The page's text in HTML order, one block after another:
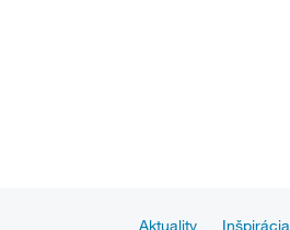
Aktuality Inšpirácia